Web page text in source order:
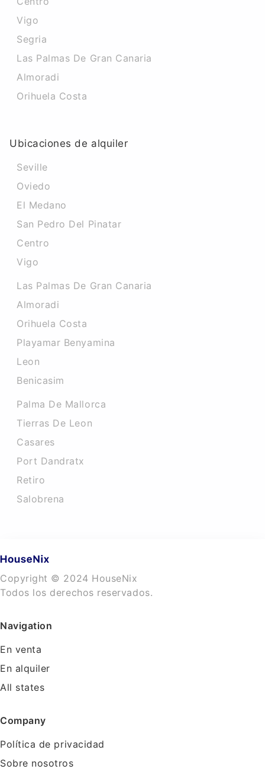
Vigo
Segria
Las Palmas De Gran Canaria
Almoradi
Orihuela Costa
Ubicaciones de alquiler
Seville
Oviedo
El Medano
San Pedro Del Pinatar
Centro
Vigo
Las Palmas De Gran Canaria
Almoradi
Orihuela Costa
Playamar Benyamina
Leon
Benicasim
Palma De Mallorca
Tierras De Leon
Casares
Port Dandratx
Retiro
Salobrena
Copyright © 2024 HouseNix
Todos los derechos reservados.
Navigation
En venta
En alquiler
All states
Company
Política de privacidad
Sobre nosotros